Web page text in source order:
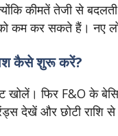
कीमतें तेजी से
कम कर सकते हैं। नए
कैसे शुरू करें?
फिर F&O के
देखें और छोटी राशि